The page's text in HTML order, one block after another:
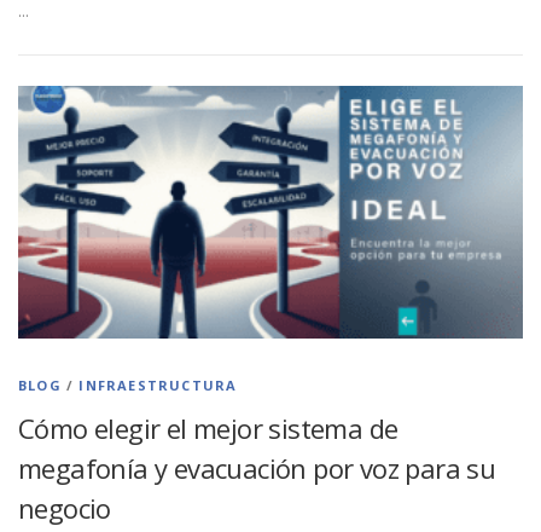
…
BLOG / INFRAESTRUCTURA
Cómo elegir el mejor sistema de
megafonía y evacuación por voz para su
negocio